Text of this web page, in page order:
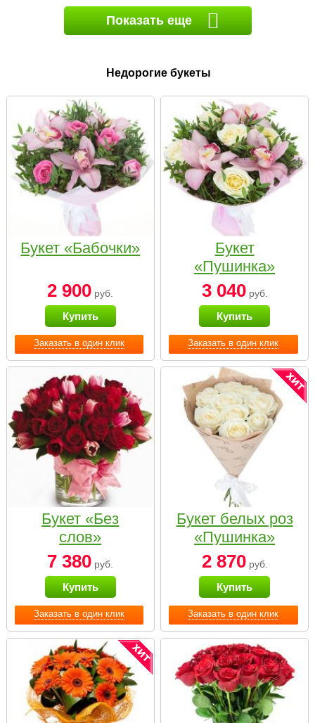
Показать еще
Недорогие букеты
Заказать в один клик
Букет «Бабочки»
2 900 руб.
Купить
Заказать в один клик
Букет
«Пушинка»
3 040руб.
Купить
Заказать в один клик
Букет «Без
слов»
7 380 руб.
Купить
Заказать в один клик
Букет белых роз
«Пушинка»
2 870руб.
Купить